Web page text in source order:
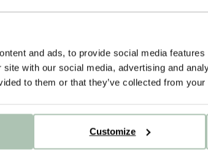
and ads, to provide social media
site with our social media, advertising and
to them or that they’ve collected from
Customize